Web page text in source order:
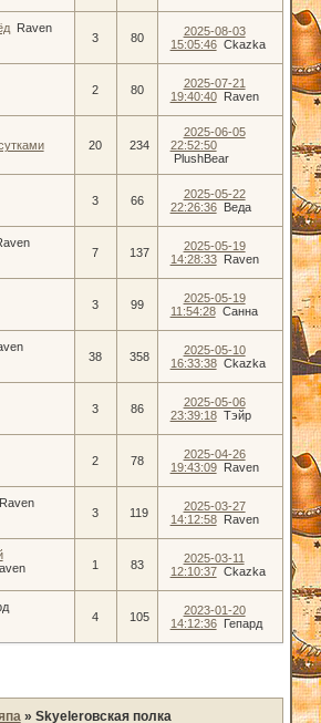
Raven
3 80
2025-08-03
15:05:46 Ckazka
2 80
2025-07-21
19:40:40
Raven
20 234
2025-06-05
22:52:50
PlushBear
3 66
2025-05-22
22:26:36
Веда
7 137
2025-05-19
14:28:33
Raven
3 99
2025-05-19
11:54:28 Санна
38 358
2025-05-10
16:33:38 Ckazka
3 86
2025-05-06
23:39:18 Тэйр
2 78
2025-04-26
19:43:09
Raven
Raven
3 119
2025-03-27
14:12:58
Raven
1 83
2025-03-11
12:10:37 Ckazka
4 105
2023-01-20
14:12:36
Гепард
» Skyelerовская полка